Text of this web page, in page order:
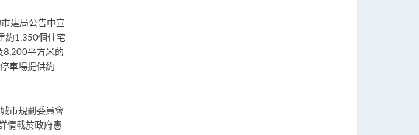
建局公告中宣
約1,350個住宅
8,200平方米的
車場提供約
市規劃委員會
情載於政府憲